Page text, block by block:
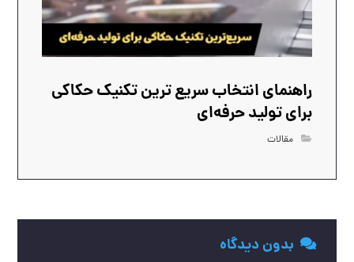
راهنمای انتخاب سریع‌ ترین تکنیک حکاکی
برای تولید حرفه‌ای
مقالات
بدون دیدگاه